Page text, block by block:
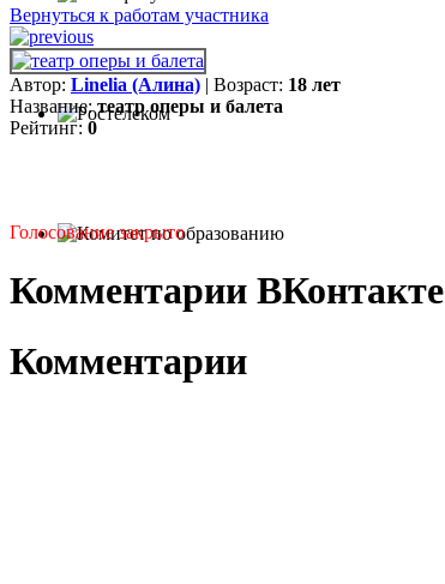
Вернуться к работам участника
Автор: Linelia (Алина) | Возраст: 18 лет
Название:театр оперы и балета
Рейтинг: 0
Голосование закрыто
Комментарии ВКонтакте
Комментарии